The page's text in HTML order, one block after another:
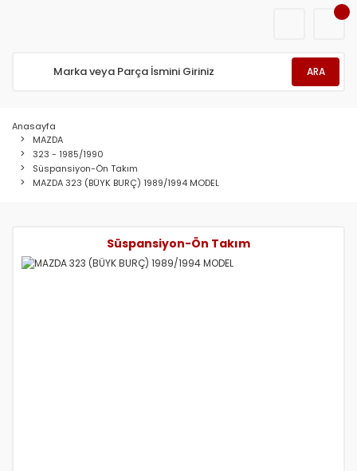
ARA
Anasayfa
MAZDA
323 - 1985/1990
Süspansiyon-Ön Takım
MAZDA 323 (BÜYK BURÇ) 1989/1994 MODEL
Süspansiyon-Ön Takım